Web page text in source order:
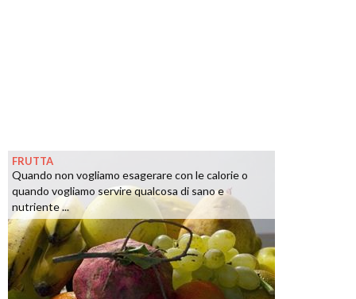
FRUTTA
Quando non vogliamo esagerare con le calorie o
quando vogliamo servire qualcosa di sano e
nutriente ...